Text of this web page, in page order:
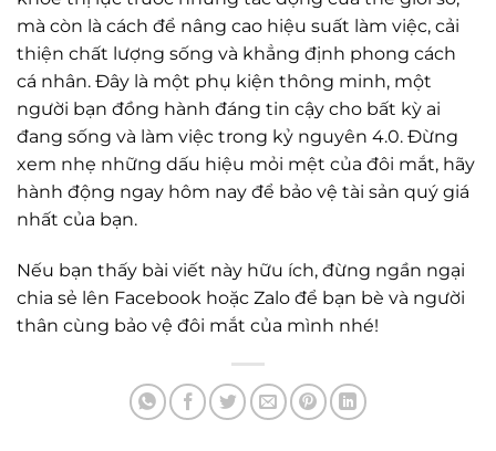
mà còn là cách để nâng cao hiệu suất làm việc, cải
thiện chất lượng sống và khẳng định phong cách
cá nhân. Đây là một phụ kiện thông minh, một
người bạn đồng hành đáng tin cậy cho bất kỳ ai
đang sống và làm việc trong kỷ nguyên 4.0. Đừng
xem nhẹ những dấu hiệu mỏi mệt của đôi mắt, hãy
hành động ngay hôm nay để bảo vệ tài sản quý giá
nhất của bạn.
Nếu bạn thấy bài viết này hữu ích, đừng ngần ngại
chia sẻ lên Facebook hoặc Zalo để bạn bè và người
thân cùng bảo vệ đôi mắt của mình nhé!